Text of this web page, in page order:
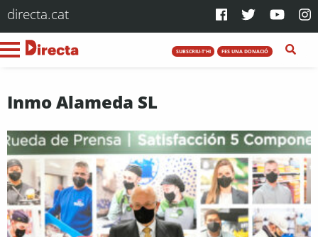
directa.cat
SUBSCRIU-T'HI FES UNA DONACIÓ
Inmo Alameda SL